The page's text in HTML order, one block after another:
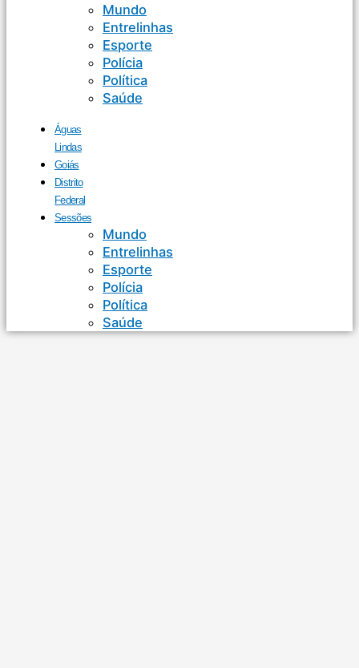
Mundo
Entrelinhas
Esporte
Polícia
Política
Saúde
Águas
Lindas
Goiás
Distrito
Federal
Sessões
Mundo
Entrelinhas
Esporte
Polícia
Política
Saúde